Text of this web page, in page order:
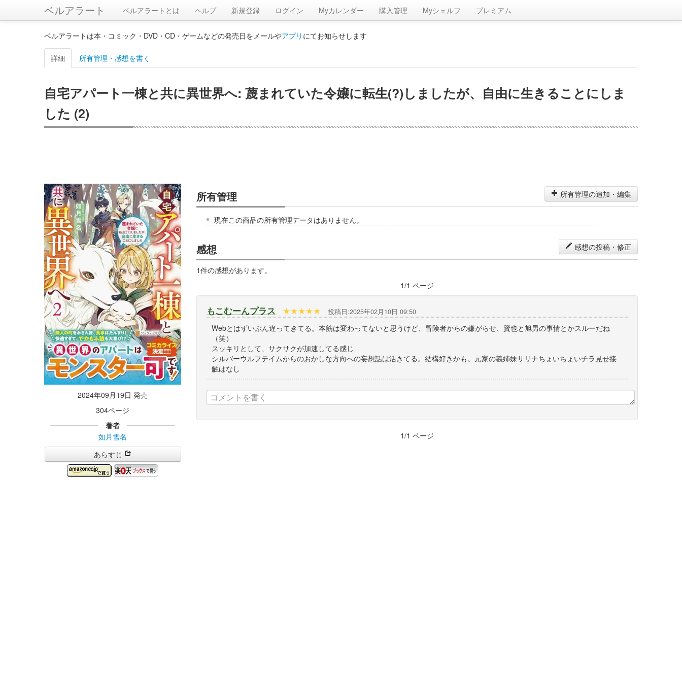
ベルアラート ベルアラートとは ヘルプ 新規登録 ログイン Myカレンダー 購入管理 Myシェルフ プレミアム
ベルアラートは本・コミック・DVD・CD・ゲームなどの発売日をメールやアプリ にてお知らせします
詳細 所有管理・感想を書く
自宅アパート一棟と共に異世界へ: 蔑まれていた令嬢に転生(?)しましたが、自由に生きることにしま
した (2)
2024年09月19日 発売
304ページ
著者
如月雪名
あらすじ
所有管理 所有管理の追加・編集
現在この商品の所有管理データはありません。
感想 感想の投稿・修正
1件の感想があります。
1/1 ページ
もこむーんプラス ★★★★★ 投稿日:2025年02月10日 09:50
Webとはずいぶん違ってきてる。本筋は変わってないと思うけど、冒険者からの嫌がらせ、賢也と旭男の事情とかスルーだね
（笑）
スッキリとして、サクサクが加速してる感じ
シルバーウルフテイムからのおかしな方向への妄想話は活きてる。結構好きかも。元家の義姉妹サリナちょいちょいチラ見せ接
触はなし
1/1 ページ